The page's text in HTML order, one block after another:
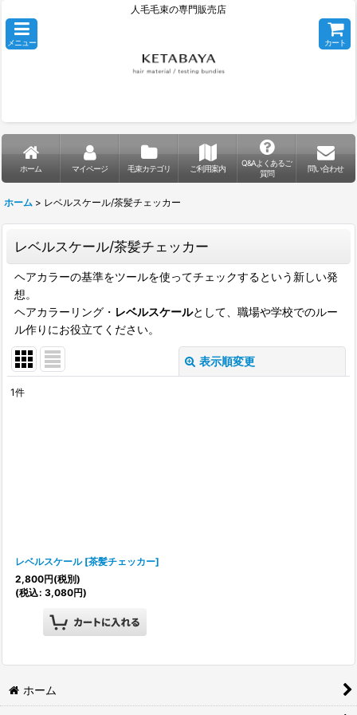
人毛毛束の専門販売店
メニュー カート
ホーム マイページ 毛束カテゴリ ご利用案内
Q&Aよくあるご
質問
問い合わせ
ホーム > レベルスケール/茶髪チェッカー
レベルスケール/茶髪チェッカー
ヘアカラーの基準をツールを使ってチェックするという新しい発
想。
ヘアカラーリング・ レベルスケールとして、職場や学校でのルー
ル作りにお役立てください。
表示順変更
1件
レベルスケール [茶髪チェッカー]
2,800円(税別)
(税込: 3,080円)
ホーム